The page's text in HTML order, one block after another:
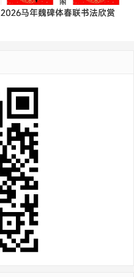
2026马年魏碑体春联书法欣赏